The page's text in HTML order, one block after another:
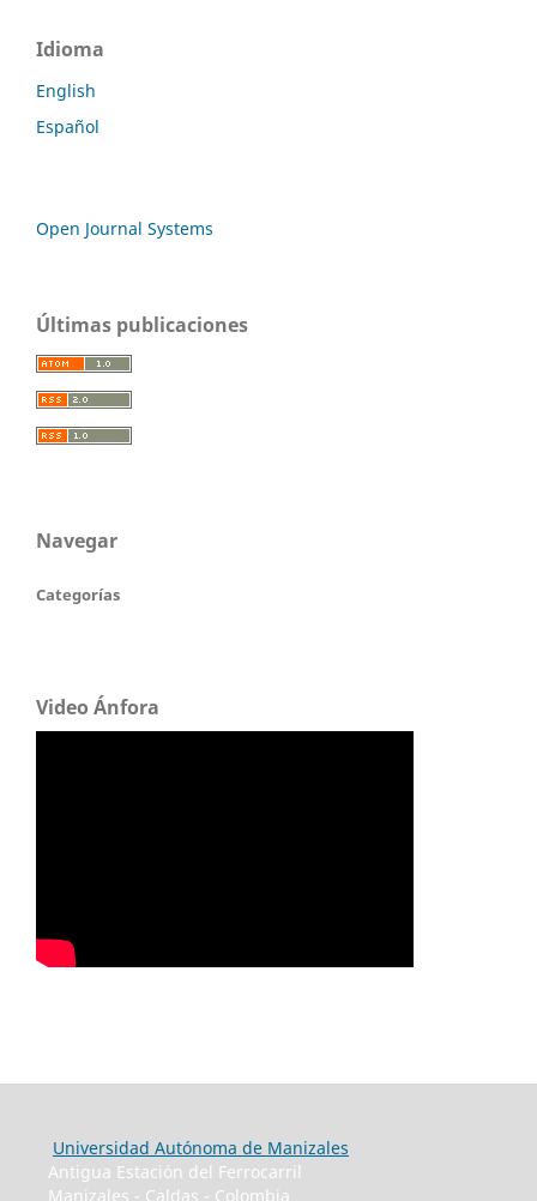
Idioma
English
Español
Open Journal Systems
Últimas publicaciones
Navegar
Categorías
Video Ánfora
Universidad Autónoma de Manizales
Antigua Estación del Ferrocarril
Manizales - Caldas - Colombia